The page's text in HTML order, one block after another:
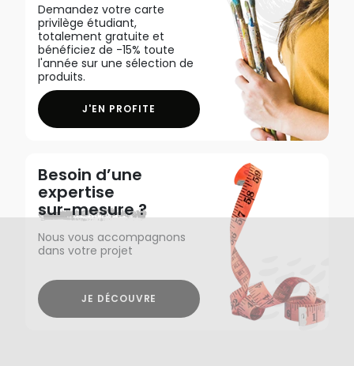
Demandez votre carte
privilège étudiant,
totalement gratuite et
bénéficiez de -15% toute
l'année sur une sélection de
produits.
J'EN PROFITE
Besoin d’une
expertise
sur-mesure ?
Nous vous accompagnons
dans votre projet
JE DÉCOUVRE